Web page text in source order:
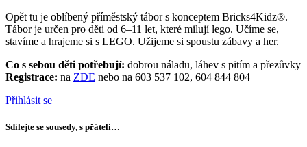
Opět tu je oblíbený příměstský tábor s konceptem Bricks4Kidz®.
Tábor je určen pro děti od 6–11 let, které milují lego. Učíme se,
stavíme a hrajeme si s LEGO. Užijeme si spoustu zábavy a her.
Co s sebou děti potřebují: dobrou náladu, láhev s pitím a přezůvky
Registrace: na ZDE nebo na 603 537 102, 604 844 804
Přihlásit se
Sdílejte se sousedy, s přáteli…